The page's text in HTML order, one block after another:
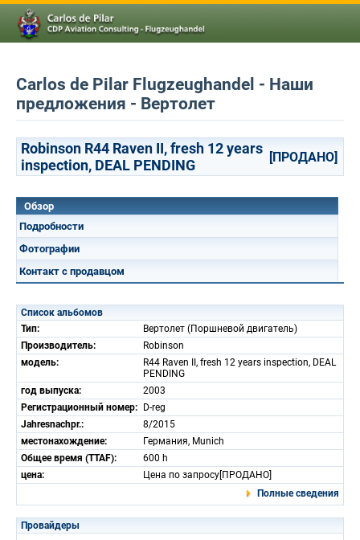
Carlos de Pilar Flugzeughandel - Наши
предложения - Вертолет
Robinson R44 Raven II, fresh 12 years
inspection, DEAL PENDING
[ПРОДАНО]
Обзор
Подробности
Фотографии
Контакт с продавцом
Список альбомов
Тип:
Вертолет (Поршневой двигатель)
Производитель:
Robinson
модель:
R44 Raven II, fresh 12 years inspection, DEAL
PENDING
год выпуска:
2003
Регистрационный номер:
D-reg
Jahresnachpr.:
8/2015
местонахождение:
Германия, Munich
Общее время (TTAF):
600 h
цена:
Цена по запросу[ПРОДАНО]
Полные сведения
Провайдеры